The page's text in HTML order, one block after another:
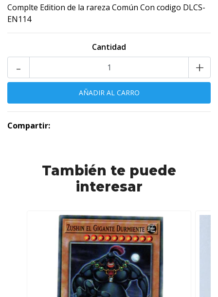
Complte Edition de la rareza Común Con codigo DLCS-
EN114
Cantidad
+
-
Compartir:
También te puede
interesar